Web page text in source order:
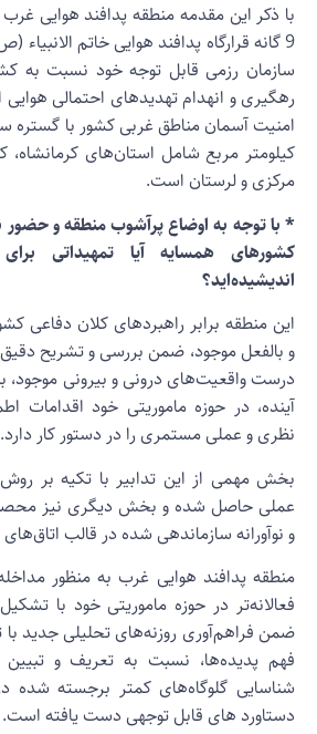
ذکر این مقدمه منطقه پدافند هوایی غرب به
9 گانه قرارگاه پدافند هوایی خاتم الانبیاء (ص)
رزمی قابل توجه خود نسبت به کشف،
و انهدام تهدیدهای احتمالی هوایی
مربع شامل استان‌های کرمانشاه،
و لرستان است.
توجه به اوضاع پرآشوب منطقه و حضور
همسایه آیا تمهیداتی برای
منطقه برابر راهبردهای کلان دفاعی کشور
بالفعل موجود، ضمن بررسی و تشریح دقیق
واقعیت‌های درونی و بیرونی موجود، به
در حوزه ماموریتی خود اقدامات
و عملی مستمری را در دستور کار دارد.
مهمی از این تدابیر با تکیه بر
حاصل شده و بخش دیگری نیز محصول
نوآورانه سازماندهی شده در قالب اتاق‌های
پدافند هوایی غرب به منظور مداخله
در حوزه ماموریتی خود با تشکیل
فراهم‌آوری روزنه‌های تحلیلی جدید با
پدیده‌ها، نسبت به تعریف و تبیین
گلوگاه‌های کمتر برجسته شده در
های قابل توجهی دست یافته است.